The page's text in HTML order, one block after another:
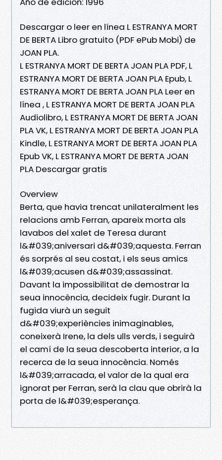
Descargar o leer en línea L ESTRANYA MORT
DE BERTA Libro gratuito (PDF ePub Mobi) de
JOAN PLA.
L ESTRANYA MORT DE BERTA JOAN PLA PDF, L
ESTRANYA MORT DE BERTA JOAN PLA Epub, L
ESTRANYA MORT DE BERTA JOAN PLA Leer en
línea , L ESTRANYA MORT DE BERTA JOAN PLA
Audiolibro, L ESTRANYA MORT DE BERTA JOAN
PLA VK, L ESTRANYA MORT DE BERTA JOAN PLA
Kindle, L ESTRANYA MORT DE BERTA JOAN PLA
Epub VK, L ESTRANYA MORT DE BERTA JOAN
PLA Descargar gratis
Overview
Berta, que havia trencat unilateralment les
relacions amb Ferran, apareix morta als
lavabos del xalet de Teresa durant
l&#039;aniversari d&#039;aquesta. Ferran
és sorprés al seu costat, i els seus amics
l&#039;acusen d&#039;assassinat.
Davant la impossibilitat de demostrar la
seua innocència, decideix fugir. Durant la
fugida viurà un seguit
d&#039;experiències inimaginables,
coneixerà Irene, la dels ulls verds, i seguirà
el camí de la seua descoberta interior, a la
recerca de la seua innocència. Només
l&#039;arracada, el valor de la qual era
ignorat per Ferran, serà la clau que obrirà la
porta de l&#039;esperança.